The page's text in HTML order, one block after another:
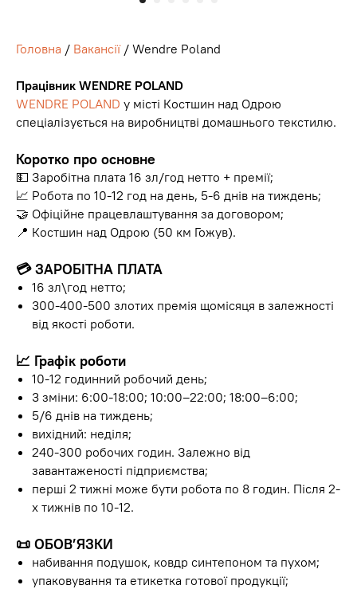
Головна / Вакансії/ Wendre Poland
Працівник WENDRE POLAND
WENDRE POLAND у місті Костшин над Одрою
спеціалізується на виробництві домашнього текстилю.
Коротко про основне
💵 Заробітна плата 16 зл/год нетто + премії;
📈 Робота по 10-12 год на день, 5-6 днів на тиждень;
🤝 Офіційне працевлаштування за договором;
📍 Костшин над Одрою (50 км Гожув).
💳ЗАРОБІТНА ПЛАТА
16 зл\год нетто;
300-400-500 злотих премія щомісяця в залежності
від якості роботи.
📈 Графік роботи
10-12 годинний робочий день;
3 зміни: 6:00-18:00; 10:00–22:00; 18:00–6:00;
5/6 днів на тиждень;
вихідний: неділя;
240-300 робочих годин. Залежно від
завантаженості підприємства;
перші 2 тижні може бути робота по 8 годин. Після 2-
х тижнів по 10-12.
📜 ОБОВ’ЯЗКИ
набивання подушок, ковдр синтепоном та пухом;
упаковування та етикетка готової продукції;